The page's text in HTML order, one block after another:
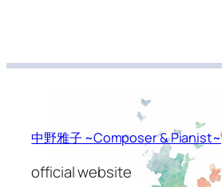
中野雅子 ~Composer & Pianist~
official website